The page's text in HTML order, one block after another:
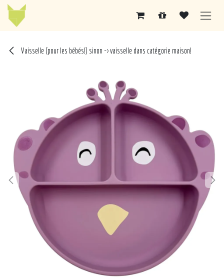
Se rendre au contenu
Vaisselle (pour les bébés!) sinon -> vaisselle dans catégorie maison!